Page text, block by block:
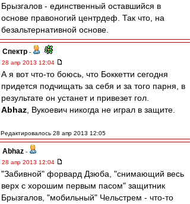
Брызгалов - единственный оставшийся в
основе правоногий центрдеф. Так что, на
безальтернативной основе.
Спектр -
28 апр 2013 12:04
А я вот что-то боюсь, что Боккетти сегодня
придется подчищать за себя и за того парня, в
результате он устанет и привезет гол.
Abhaz , Вукоевич никогда не играл в защите.
Редактировалось 28 апр 2013 12:05
Abhaz -
28 апр 2013 12:04
"Забивной" форвард Дзюба, "снимающий весь
верх с хорошим первым пасом" защитник
Брызгалов, "мобильный" Чельстрем - что-то